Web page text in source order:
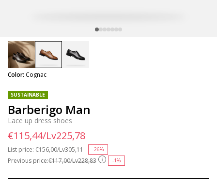
SUSTAINABLE
Barberigo Man
Lace up dress shoes
Previous price:€117,00/Lv228,83 -1%
List price: Price reduced from
€156,00/Lv305,11 -26%
€115,44/Lv225,78
Color: Cognac